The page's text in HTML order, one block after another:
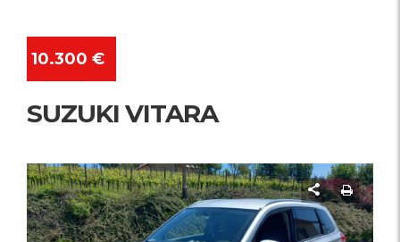
10.300 €
SUZUKI VITARA